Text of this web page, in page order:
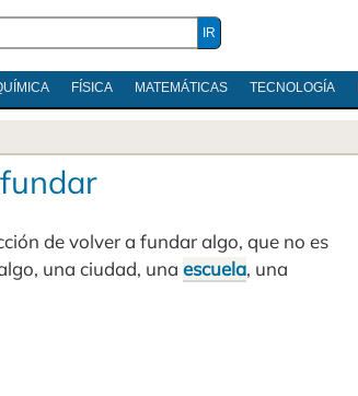
FÍSICA MATEMÁTICAS TECNOLOGÍA
de volver a fundar algo, que no es
una ciudad, una escuela, una